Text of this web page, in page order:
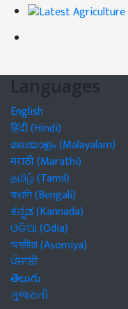
Languages
English
हिंदी (Hindi)
മലയാളം (Malayalam)
मराठी (Marathi)
தமிழ் (Tamil)
বাঙালি (Bengali)
ಕನ್ನಡ (Kannada)
ଓଡିଆ (Odia)
অসমীয়া (Asomiya)
ਪੰਜਾਬੀ
తెలుగు
ગુજરાતી